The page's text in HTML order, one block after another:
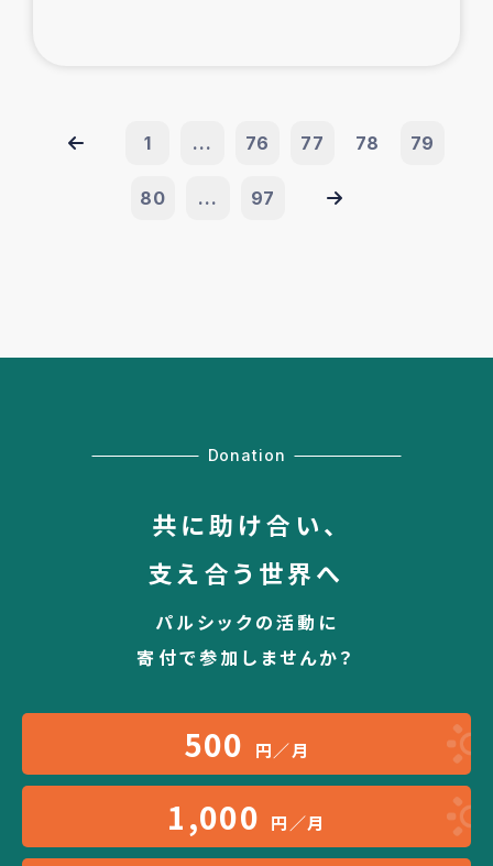
1 ... 76 77 78 79
80 ... 97
Donation
共に助け合い、
支え合う世界へ
パルシックの活動に
寄付で参加しませんか？
500 円／月
1,000 円／月